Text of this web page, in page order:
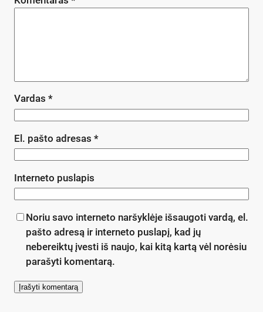
Vardas *
El. pašto adresas *
Interneto puslapis
Noriu savo interneto naršyklėje išsaugoti vardą, el.
pašto adresą ir interneto puslapį, kad jų
nebereiktų įvesti iš naujo, kai kitą kartą vėl norėsiu
parašyti komentarą.